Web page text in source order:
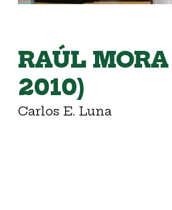
RAÚL
2010)
Carlos E. Luna